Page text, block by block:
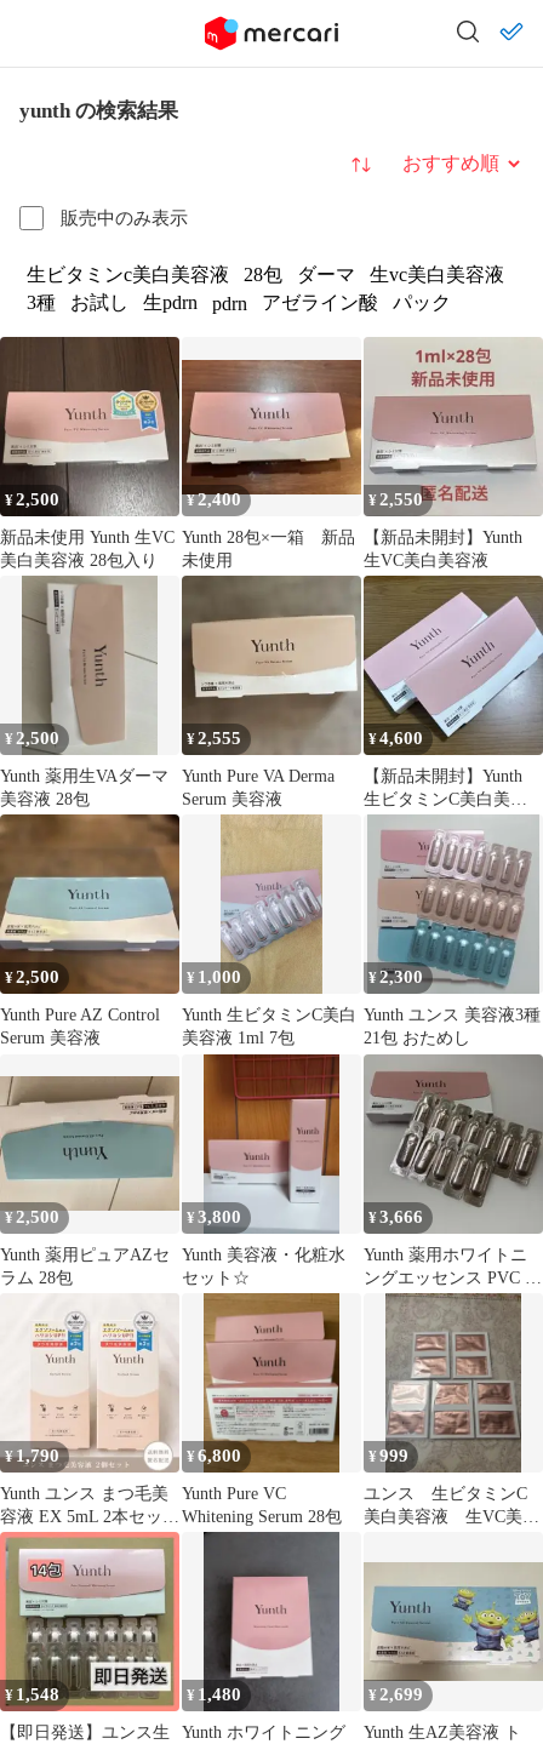
yunth の検索結果
販売中のみ表示
並び替え
生ビタミンc美白美容液 28包 ダーマ
生vc美白美容液
3種
お試し 生pdrn pdrn アゼライン酸 パック
¥2,500
新品未使用 Yunth 生VC
美白美容液 28包入り
¥2,400
Yunth 28包×一箱 新品
未使用
¥2,550
【新品未開封】Yunth
生VC美白美容液
¥ 2,500
Yunth 薬用生VAダーマ
美容液 28包
¥2,555
Yunth Pure VA Derma
Serum 美容液
¥4,600
【新品未開封】Yunth
生ビタミンC美白美容
¥2,500
Yunth Pure AZ Control
Serum 美容液
¥ 1,000
Yunth 生ビタミンC美白
美容液 1ml 7包
¥2,300
Yunth ユンス 美容液3種
21包 おためし
¥2,500
Yunth 薬用ピュアAZセ
ラム 28包
¥3,800
Yunth 美容液・化粧水
セット☆
¥3,666
Yunth 薬用ホワイトニ
ングエッセンス PVC a
28包➕12包＝合計40個
¥1,790
Yunth ユンス まつ毛美
容液 EX 5mL 2本セット
新品 未開封
¥6,800
Yunth Pure VC
Whitening Serum 28包
¥999
ユンス 生ビタミンC
美白美容液 生VC美白
¥ 1,548
【即日発送】ユンス生
¥ 1,480
Yunth ホワイトニング
¥ 2,699
Yunth 生AZ美容液 ト